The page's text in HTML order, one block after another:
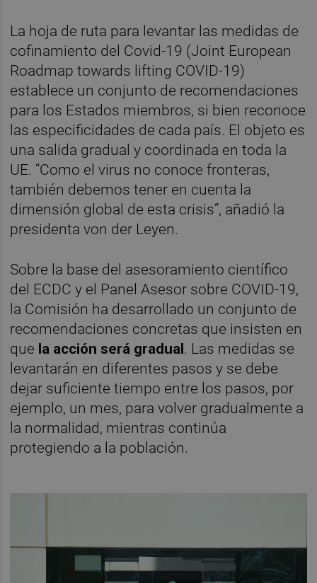
La hoja de ruta para levantar las medidas de
cofinamiento del Covid-19 (Joint European
Roadmap towards lifting COVID-19)
establece un conjunto de recomendaciones
para los Estados miembros, si bien reconoce
las especificidades de cada país. El objeto es
una salida gradual y coordinada en toda la
UE. “Como el virus no conoce fronteras,
también debemos tener en cuenta la
dimensión global de esta crisis”, añadió la
presidenta von der Leyen.
Sobre la base del asesoramiento científico
del ECDC y el Panel Asesor sobre COVID-19,
la Comisión ha desarrollado un conjunto de
recomendaciones concretas que insisten en
que la acción será gradual. Las medidas se
levantarán en diferentes pasos y se debe
dejar suficiente tiempo entre los pasos, por
ejemplo, un mes, para volver gradualmente a
la normalidad, mientras continúa
protegiendo a la población.